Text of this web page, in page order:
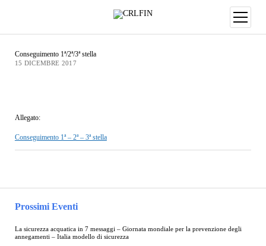
Prossimi Eventi
La sicurezza acquatica in 7 messaggi – Giornata mondiale per la prevenzione degli
annegamenti – Italia modello di sicurezza
Conseguimento 1ª/2ª/3ª stella
15 DICEMBRE 2017
Allegato:
Conseguimento 1ª – 2ª – 3ª stella